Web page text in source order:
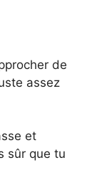
de
assez
et
sûr que tu